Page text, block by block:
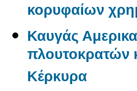
κορυφαίων
Καυγάς
πλουτοκρατών
Κέρκυρα